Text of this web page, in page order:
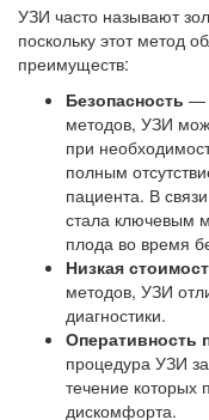
УЗИ часто называют
поскольку этот метод
преимуществ:
Безопасность —
методов, УЗИ
при
полным
пациента. В
стала ключевым
плода во время
Низкая
методов, УЗИ
диагностики.
Оперативность
процедура УЗИ
течение которых
дискомфорта.